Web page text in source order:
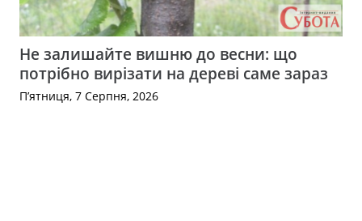
Не залишайте вишню до весни: що
потрібно вирізати на дереві саме зараз
П’ятниця, 7 Серпня, 2026